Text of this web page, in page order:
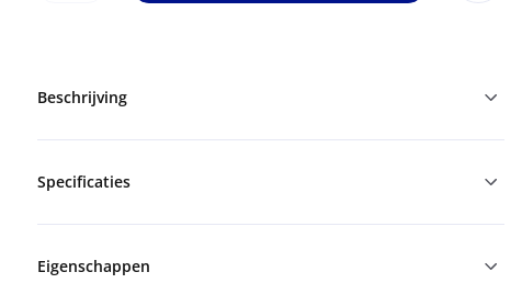
Beschrijving
Specificaties
Eigenschappen